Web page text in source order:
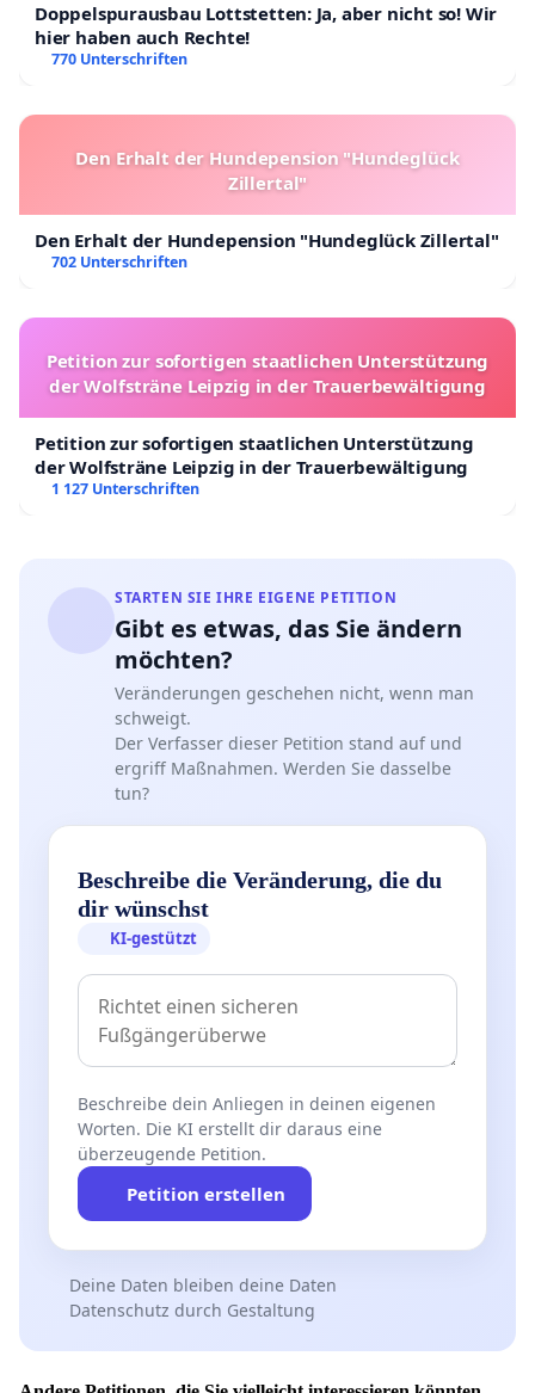
Doppelspurausbau Lottstetten: Ja, aber nicht so! Wir
hier haben auch Rechte!
770 Unterschriften
Den Erhalt der Hundepension "Hundeglück
Zillertal"
Den Erhalt der Hundepension "Hundeglück Zillertal"
702 Unterschriften
Petition zur sofortigen staatlichen Unterstützung
der Wolfsträne Leipzig in der Trauerbewältigung
Petition zur sofortigen staatlichen Unterstützung
der Wolfsträne Leipzig in der Trauerbewältigung
1 127 Unterschriften
STARTEN SIE IHRE EIGENE PETITION
Gibt es etwas, das Sie ändern
möchten?
Veränderungen geschehen nicht, wenn man
schweigt.
Der Verfasser dieser Petition stand auf und
ergriff Maßnahmen. Werden Sie dasselbe
tun?
Beschreibe die Veränderung, die du
dir wünschst
KI-gestützt
Beschreibe dein Anliegen in deinen eigenen
Worten. Die KI erstellt dir daraus eine
überzeugende Petition.
Petition erstellen
Deine Daten bleiben deine Daten
Datenschutz durch Gestaltung